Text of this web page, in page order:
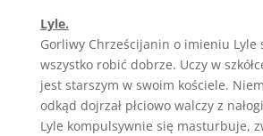
Lyle.
Gorliwy Chrześcijanin o imieniu Lyle
wszystko robić dobrze. Uczy w
jest starszym w swoim kościele.
odkąd dojrzał płciowo walczy z
Lyle kompulsywnie się masturbuje,